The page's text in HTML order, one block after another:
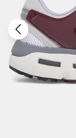
Şifremi Unuttum
Under